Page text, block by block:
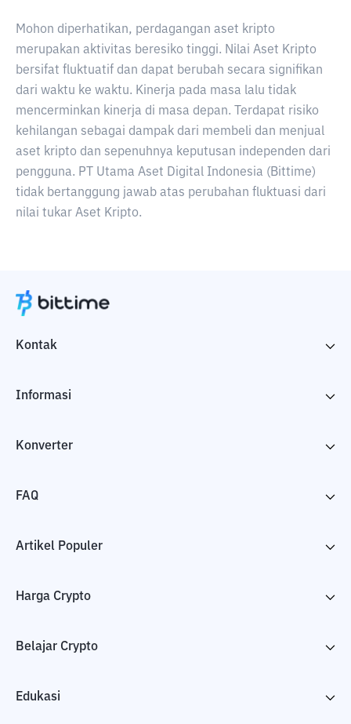
Mohon diperhatikan, perdagangan aset kripto
merupakan aktivitas beresiko tinggi. Nilai Aset Kripto
bersifat fluktuatif dan dapat berubah secara signifikan
dari waktu ke waktu. Kinerja pada masa lalu tidak
mencerminkan kinerja di masa depan. Terdapat risiko
kehilangan sebagai dampak dari membeli dan menjual
aset kripto dan sepenuhnya keputusan independen dari
pengguna. PT Utama Aset Digital Indonesia (Bittime)
tidak bertanggung jawab atas perubahan fluktuasi dari
nilai tukar Aset Kripto.
Kontak
Informasi
Konverter
FAQ
Artikel Populer
Harga Crypto
Belajar Crypto
Edukasi